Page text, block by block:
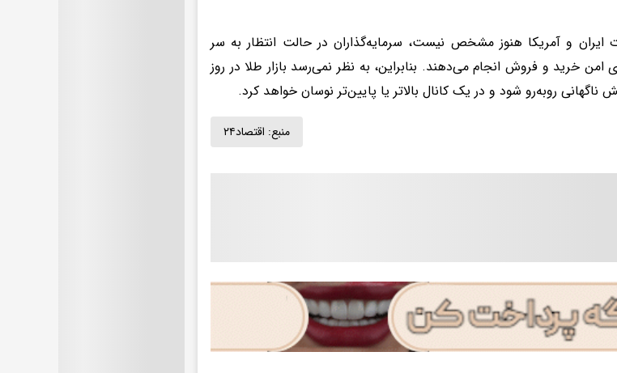
ایران و آمریکا هنوز مشخص نیست، سرمایه‌گذاران در حالت انتظار به سر
امن خرید و فروش انجام می‌دهند. بنابراین، به نظر نمی‌رسد بازار طلا در روز
ناگهانی روبه‌رو شود و در یک کانال بالاتر یا پایین‌تر نوسان خواهد کرد.
منبع: اقتصاد۲۴